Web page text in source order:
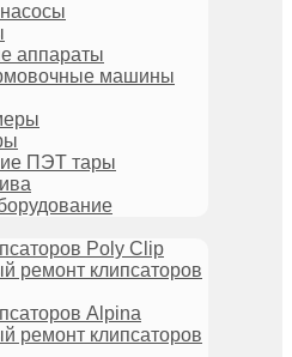
аппараты
машины
ПЭТ тары
Poly Clip
ремонт клипсаторов
Alpina
ремонт клипсаторов